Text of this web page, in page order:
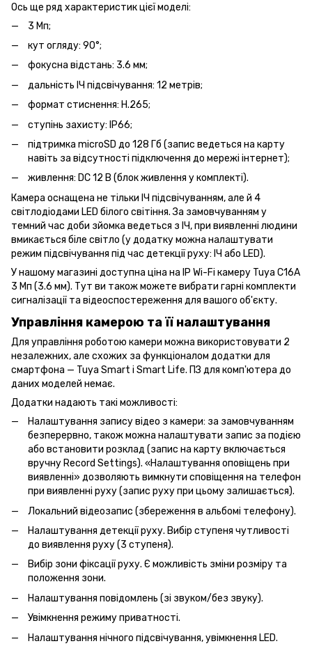
Ось ще ряд характеристик цієї моделі:
3 Мп;
кут огляду: 90°;
фокусна відстань: 3.6 мм;
дальність ІЧ підсвічування: 12 метрів;
формат стиснення: H.265;
ступінь захисту: IP66;
підтримка microSD до 128 Гб (запис ведеться на карту
навіть за відсутності підключення до мережі інтернет);
живлення: DC 12 В (блок живлення у комплекті).
Камера оснащена не тільки ІЧ підсвічуванням, але й 4
світлодіодами LED білого світіння. За замовчуванням у
темний час доби зйомка ведеться з ІЧ, при виявленні людини
вмикається біле світло (у додатку можна налаштувати
режим підсвічування під час детекції руху: ІЧ або LED).
У нашому магазині доступна ціна на IP Wi-Fi камеру Tuya C16A
3 Мп (3.6 мм). Тут ви також можете вибрати гарні комплекти
сигналізації та відеоспостереження для вашого об'єкту.
Управління камерою та її налаштування
Для управління роботою камери можна використовувати 2
незалежних, але схожих за функціоналом додатки для
смартфона — Tuya Smart і Smart Life. ПЗ для комп'ютера до
даних моделей немає.
Додатки надають такі можливості:
Налаштування запису відео з камери: за замовчуванням
безперервно, також можна налаштувати запис за подією
або встановити розклад (запис на карту включається
вручну Record Settings). «Налаштування оповіщень при
виявленні» дозволяють вимкнути сповіщення на телефон
при виявленні руху (запис руху при цьому залишається).
Локальний відеозапис (збереження в альбомі телефону).
Налаштування детекції руху. Вибір ступеня чутливості
до виявлення руху (3 ступеня).
Вибір зони фіксації руху. Є можливість зміни розміру та
положення зони.
Налаштування повідомлень (зі звуком/без звуку).
Увімкнення режиму приватності.
Налаштування нічного підсвічування, увімкнення LED.